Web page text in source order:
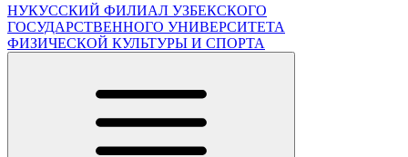
НУКУССКИЙ ФИЛИАЛ УЗБЕКСКОГО
ГОСУДАРСТВЕННОГО УНИВЕРСИТЕТА
ФИЗИЧЕСКОЙ КУЛЬТУРЫ И СПОРТА